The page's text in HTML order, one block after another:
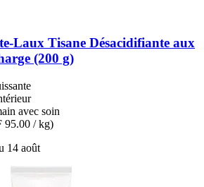
Laux Tisane Désacidifiante aux
(200 g)
avec soin
95.00 / kg)
14 août